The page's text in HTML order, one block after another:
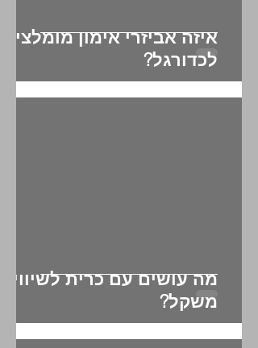
איזה אביזרי אימון מומלצים
לכדורגל?
מה עושים עם כרית לשיווי
משקל?